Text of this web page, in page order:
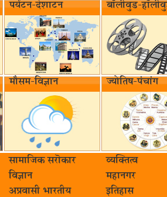
पर्यटन-देशाटन बॉलीवुड-
मौसम-विज्ञान ज्योतिष-पंचांग
सामाजिक सरॊकार‌
व्यक्तित्व
विज्ञान
महानगर
अप्रवासी भारतीय
इतिहास